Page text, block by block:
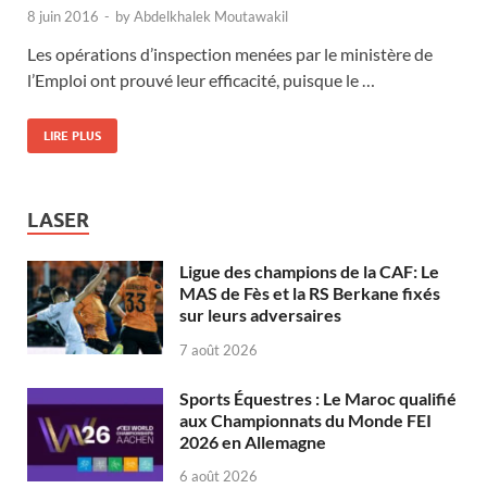
8 juin 2016 - byAbdelkhalek Moutawakil
Les opérations d’inspection menées par le ministère de
l’Emploi ont prouvé leur efficacité, puisque le …
LIRE PLUS
LASER
Ligue des champions de la CAF: Le
MAS de Fès et la RS Berkane fixés
sur leurs adversaires
7 août 2026
Sports Équestres : Le Maroc qualifié
aux Championnats du Monde FEI
2026 en Allemagne
6 août 2026